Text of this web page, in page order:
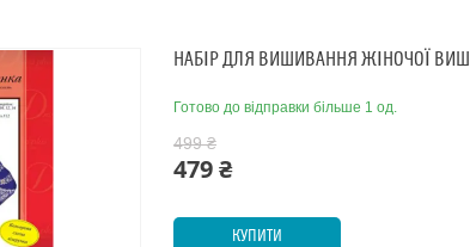
НАБІР ДЛЯ ВИШИВАННЯ ЖІНОЧОЇ
Готово до відправки більше 1 од.
499 ₴
479 ₴
КУПИТИ